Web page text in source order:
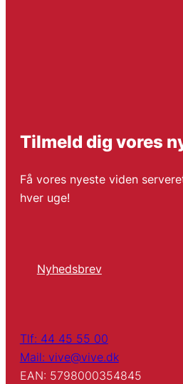
Tilmeld dig vores
Få vores nyeste viden
hver uge!
Nyhedsbrev
Tlf: 44 45 55 00
Mail: vive@vive.dk
EAN: 5798000354845